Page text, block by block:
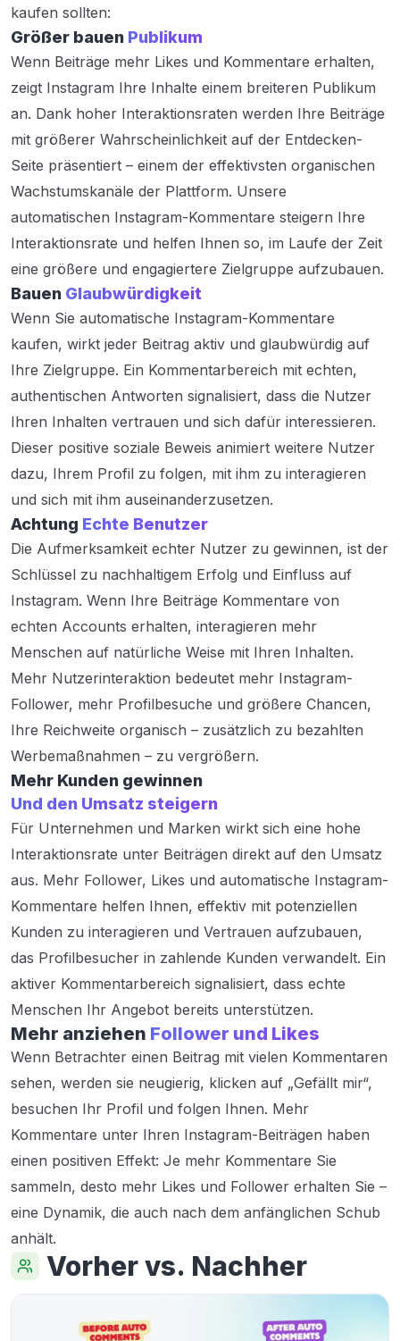
kaufen sollten:
Größer bauen Publikum
Wenn Beiträge mehr Likes und Kommentare erhalten,
zeigt Instagram Ihre Inhalte einem breiteren Publikum
an. Dank hoher Interaktionsraten werden Ihre Beiträge
mit größerer Wahrscheinlichkeit auf der Entdecken-
Seite präsentiert – einem der effektivsten organischen
Wachstumskanäle der Plattform. Unsere
automatischen Instagram-Kommentare steigern Ihre
Interaktionsrate und helfen Ihnen so, im Laufe der Zeit
eine größere und engagiertere Zielgruppe aufzubauen.
Bauen Glaubwürdigkeit
Wenn Sie automatische Instagram-Kommentare
kaufen, wirkt jeder Beitrag aktiv und glaubwürdig auf
Ihre Zielgruppe. Ein Kommentarbereich mit echten,
authentischen Antworten signalisiert, dass die Nutzer
Ihren Inhalten vertrauen und sich dafür interessieren.
Dieser positive soziale Beweis animiert weitere Nutzer
dazu, Ihrem Profil zu folgen, mit ihm zu interagieren
und sich mit ihm auseinanderzusetzen.
Achtung Echte Benutzer
Die Aufmerksamkeit echter Nutzer zu gewinnen, ist der
Schlüssel zu nachhaltigem Erfolg und Einfluss auf
Instagram. Wenn Ihre Beiträge Kommentare von
echten Accounts erhalten, interagieren mehr
Menschen auf natürliche Weise mit Ihren Inhalten.
Mehr Nutzerinteraktion bedeutet mehr Instagram-
Follower, mehr Profilbesuche und größere Chancen,
Ihre Reichweite organisch – zusätzlich zu bezahlten
Werbemaßnahmen – zu vergrößern.
Mehr Kunden gewinnen
Und den Umsatz steigern
Für Unternehmen und Marken wirkt sich eine hohe
Interaktionsrate unter Beiträgen direkt auf den Umsatz
aus. Mehr Follower, Likes und automatische Instagram-
Kommentare helfen Ihnen, effektiv mit potenziellen
Kunden zu interagieren und Vertrauen aufzubauen,
das Profilbesucher in zahlende Kunden verwandelt. Ein
aktiver Kommentarbereich signalisiert, dass echte
Menschen Ihr Angebot bereits unterstützen.
Mehr anziehen Follower und Likes
Wenn Betrachter einen Beitrag mit vielen Kommentaren
sehen, werden sie neugierig, klicken auf „Gefällt mir“,
besuchen Ihr Profil und folgen Ihnen. Mehr
Kommentare unter Ihren Instagram-Beiträgen haben
einen positiven Effekt: Je mehr Kommentare Sie
sammeln, desto mehr Likes und Follower erhalten Sie –
eine Dynamik, die auch nach dem anfänglichen Schub
anhält.
Vorher vs. Nachher